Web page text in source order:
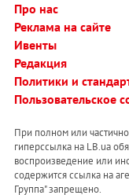
Про нас
Реклама на сайте
Ивенты
Редакция
Политики и
Пользовательское
При полном или
гиперссылка на LB.ua
воспроизведение или
содержится ссылка на
Группа" запрещено.